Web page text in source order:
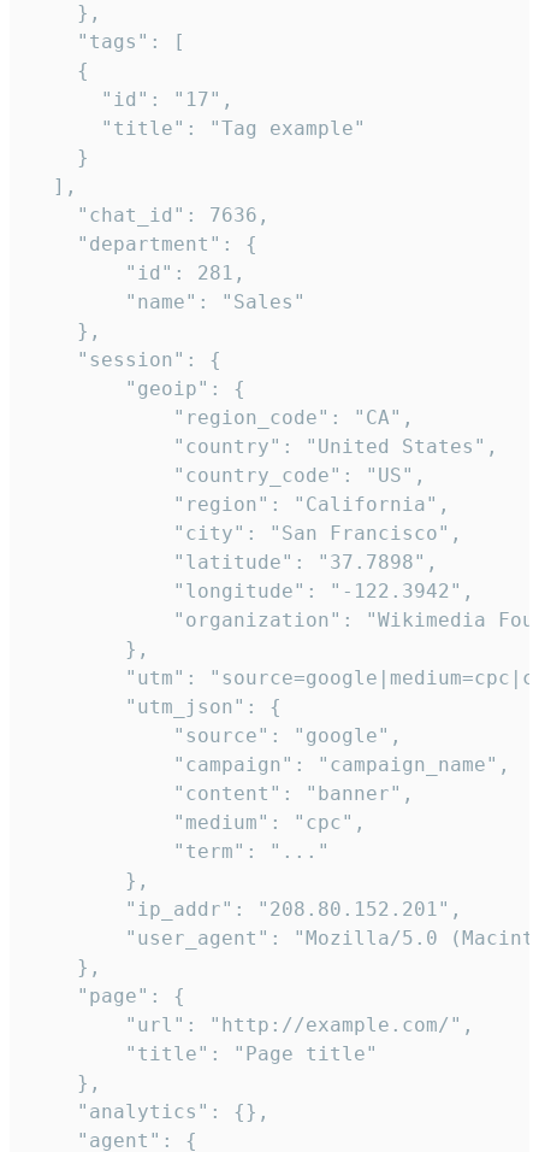
    },
    "tags": [
    {
      "id": "17",
      "title": "Tag example"
    }
  ],
    "chat_id": 7636,
    "department": {
        "id": 281,
        "name": "Sales"
    },
    "session": {
        "geoip": {
            "region_code": "CA",
            "country": "United States",
            "country_code": "US",
            "region": "California",
            "city": "San Francisco",
            "latitude": "37.7898",
            "longitude": "-122.3942",
"organization": "Wikimedia
        },
"utm":
        "utm_json": {
            "source": "google",
            "campaign": "campaign_name",
            "content": "banner",
            "medium": "cpc",
            "term": "..."
        },
        "ip_addr": "208.80.152.201",
"user_agent": "Mozilla/5.0
    },
    "page": {
        "url": "http://example.com/",
        "title": "Page title"
    },
    "analytics": {},
    "agent": {